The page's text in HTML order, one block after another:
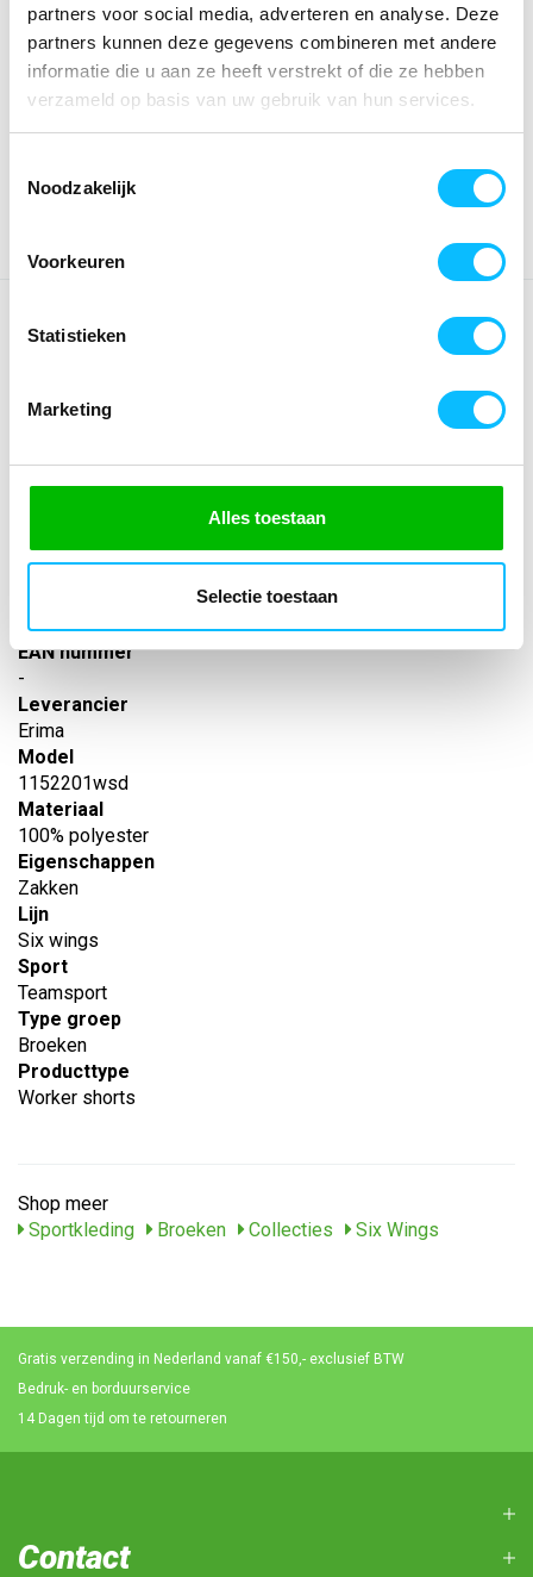
partners voor social media, adverteren en analyse. Deze
partners kunnen deze gegevens combineren met andere
informatie die u aan ze heeft verstrekt of die ze hebben
verzameld op basis van uw gebruik van hun services.
Noodzakelijk
Voorkeuren
Statistieken
Marketing
Alles toestaan
Selectie toestaan
*Gratis verzending vanaf €150,- exclusief BTW
Kies kleur/maat
OMSCHRIJVING
betreft, deze short ondersteunt je in iedere situatie.
Slijtvast functioneel materiaal; Brede, elastische tailleband
binnenslip; ERIMA wing-design opzij; Zijlengte: 36 cm (maat
SPECIFICATIES
EAN nummer
-
Leverancier
Erima
Model
1152201wsd
Materiaal
100% polyester
Eigenschappen
Zakken
Lijn
Six wings
Sport
Teamsport
Type groep
Broeken
Producttype
Worker shorts
Shop meer
Sportkleding
Broeken Collecties Six Wings
Gratis verzending in Nederland vanaf €150,- exclusief BTW
Bedruk- en borduurservice
14 Dagen tijd om te retourneren
Contact